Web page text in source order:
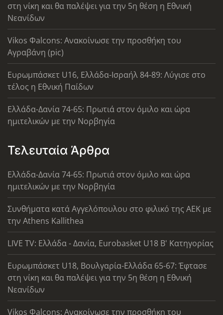
στη νίκη και θα παλέψει για την 5η θέση η Εθνική
Νεανίδων
Vikos Φalcons: Ανακοίνωσε την προσθήκη του
Αγραβάνη (pic)
Ευρωμπάσκετ U16, Ελλάδα-Ισραήλ 84-89: Λύγισε στο
τέλος η Εθνική Παίδων
Ελλάδα-Δανία 74-65: Πρωτιά στον όμιλο και ώρα
ημιτελικών με την Νορβηγία
Τελευταία Άρθρα
Ελλάδα-Δανία 74-65: Πρωτιά στον όμιλο και ώρα
ημιτελικών με την Νορβηγία
Συνθήματα κατά Αγγελόπουλου στο φιλικό της ΑΕΚ με
την Athens Kallithea
LIVE TV: Ελλάδα - Δανία, Eurobasket U18 Β' Κατηγορίας
Ευρωμπάσκετ U18, Βουλγαρία-Ελλάδα 65-67: Έφτασε
στη νίκη και θα παλέψει για την 5η θέση η Εθνική
Νεανίδων
Vikos Φalcons: Ανακοίνωσε την προσθήκη του